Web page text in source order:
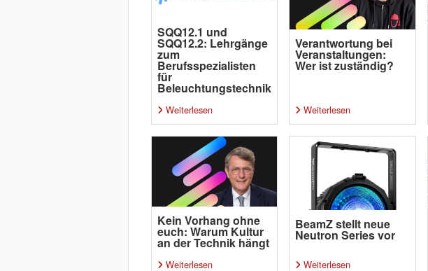
SQQ12.1 und
SQQ12.2: Lehrgänge
zum
Berufsspezialisten
für
Beleuchtungstechnik
Weiterlesen
Verantwortung bei
Veranstaltungen:
Wer ist zuständig?
Weiterlesen
Kein Vorhang ohne
euch: Warum Kultur
an der Technik hängt
Weiterlesen
BeamZ stellt neue
Neutron Series vor
Weiterlesen